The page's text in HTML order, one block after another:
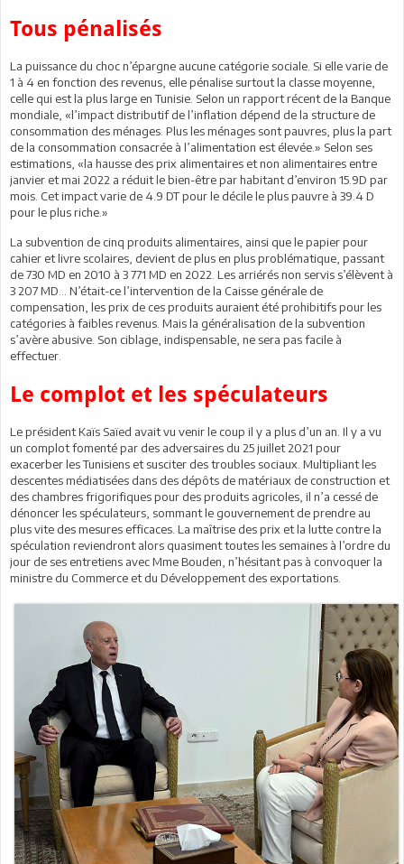
Tous pénalisés
La puissance du choc n’épargne aucune catégorie sociale. Si elle varie de
1 à 4 en fonction des revenus, elle pénalise surtout la classe moyenne,
celle qui est la plus large en Tunisie. Selon un rapport récent de la Banque
mondiale, «l’impact distributif de l’inflation dépend de la structure de
consommation des ménages. Plus les ménages sont pauvres, plus la part
de la consommation consacrée à l’alimentation est élevée.» Selon ses
estimations, «la hausse des prix alimentaires et non alimentaires entre
janvier et mai 2022 a réduit le bien-être par habitant d’environ 15.9D par
mois. Cet impact varie de 4.9 DT pour le décile le plus pauvre à 39.4 D
pour le plus riche.»
La subvention de cinq produits alimentaires, ainsi que le papier pour
cahier et livre scolaires, devient de plus en plus problématique, passant
de 730 MD en 2010 à 3 771 MD en 2022. Les arriérés non servis s’élèvent à
3 207 MD… N’était-ce l’intervention de la Caisse générale de
compensation, les prix de ces produits auraient été prohibitifs pour les
catégories à faibles revenus. Mais la généralisation de la subvention
s’avère abusive. Son ciblage, indispensable, ne sera pas facile à
effectuer.
Le complot et les spéculateurs
Le président Kaïs Saïed avait vu venir le coup il y a plus d’un an. Il y a vu
un complot fomenté par des adversaires du 25 juillet 2021 pour
exacerber les Tunisiens et susciter des troubles sociaux. Multipliant les
descentes médiatisées dans des dépôts de matériaux de construction et
des chambres frigorifiques pour des produits agricoles, il n’a cessé de
dénoncer les spéculateurs, sommant le gouvernement de prendre au
plus vite des mesures efficaces. La maîtrise des prix et la lutte contre la
spéculation reviendront alors quasiment toutes les semaines à l’ordre du
jour de ses entretiens avec Mme Bouden, n’hésitant pas à convoquer la
ministre du Commerce et du Développement des exportations.